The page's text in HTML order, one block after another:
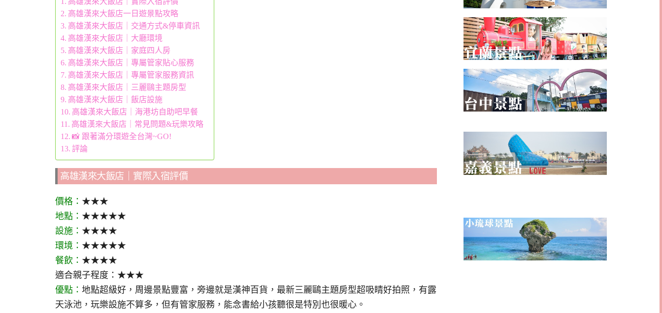
高雄漢來大飯店一日遊景點攻略
高雄漢來大飯店｜交通方式&停車資訊
高雄漢來大飯店｜大廳環境
高雄漢來大飯店｜家庭四人房
高雄漢來大飯店｜專屬管家貼心服務
高雄漢來大飯店｜專屬管家服務資訊
高雄漢來大飯店｜三麗鷗主題房型
高雄漢來大飯店｜飯店設施
高雄漢來大飯店｜海港坊自助吧早餐
高雄漢來大飯店｜常見問題&玩樂攻略
📸 跟著滿分環遊全台灣~GO!
評論
高雄漢來大飯店｜實際入宿評價
價格： ★★★
地點： ★★★★★
設施： ★★★★
環境： ★★★★★
餐飲： ★★★★
適合親子程度：★★★
優點： 地點超級好，周邊景點豐富，旁邊就是漢神百貨，最新三麗鷗主題房型超吸睛好拍照，有露
天泳池，玩樂設施不算多，但有管家服務，能念書給小孩聽很是特別也很暖心。